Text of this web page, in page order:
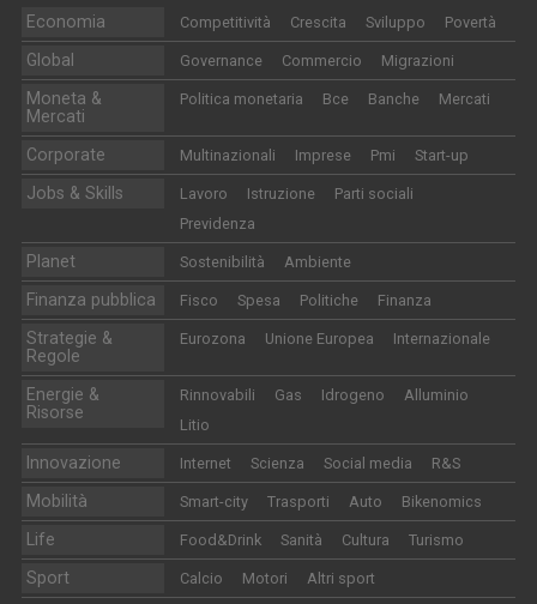
Economia Competitività Crescita Sviluppo Povertà
Global Governance Commercio Migrazioni
Moneta &
Mercati
Politica monetaria Bce Banche Mercati
Corporate Multinazionali Imprese Pmi Start-up
Jobs & Skills Lavoro Istruzione
Parti sociali
Previdenza
Planet Sostenibilità Ambiente
Finanza pubblica Fisco Spesa Politiche Finanza
Strategie &
Regole
Eurozona Unione Europea Internazionale
Energie &
Risorse
Rinnovabili Gas Idrogeno
Alluminio
Litio
Innovazione Internet Scienza Social media R&S
Mobilità Smart-city Trasporti Auto Bikenomics
Life Food&Drink Sanità Cultura Turismo
Sport Calcio Motori Altri sport